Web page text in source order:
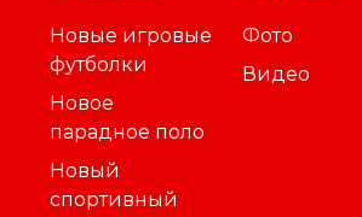
Новые игровые
футболки
Новое
парадное поло
Новый
спортивный
Фото
Видео